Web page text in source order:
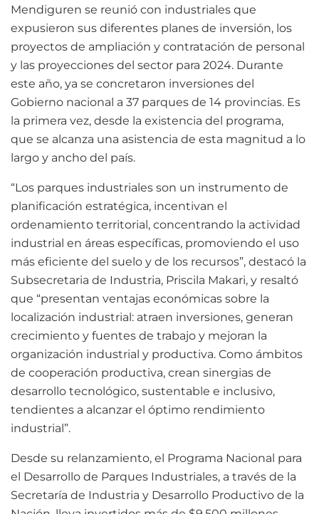
Mendiguren se reunió con industriales que
expusieron sus diferentes planes de inversión, los
proyectos de ampliación y contratación de personal
y las proyecciones del sector para 2024. Durante
este año, ya se concretaron inversiones del
Gobierno nacional a 37 parques de 14 provincias. Es
la primera vez, desde la existencia del programa,
que se alcanza una asistencia de esta magnitud a lo
largo y ancho del país.
“Los parques industriales son un instrumento de
planificación estratégica, incentivan el
ordenamiento territorial, concentrando la actividad
industrial en áreas específicas, promoviendo el uso
más eficiente del suelo y de los recursos”, destacó la
Subsecretaria de Industria, Priscila Makari, y resaltó
que “presentan ventajas económicas sobre la
localización industrial: atraen inversiones, generan
crecimiento y fuentes de trabajo y mejoran la
organización industrial y productiva. Como ámbitos
de cooperación productiva, crean sinergias de
desarrollo tecnológico, sustentable e inclusivo,
tendientes a alcanzar el óptimo rendimiento
industrial”.
Desde su relanzamiento, el Programa Nacional para
el Desarrollo de Parques Industriales, a través de la
Secretaría de Industria y Desarrollo Productivo de la